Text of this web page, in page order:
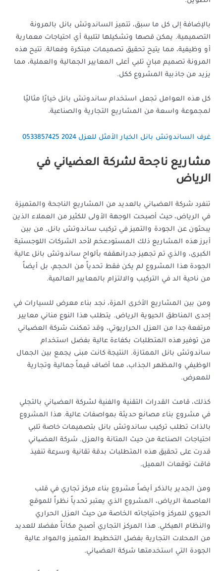
بالإضافة إلى كل ما سبق، تتميز الساندوتش بانل بالمرونة
التصميمية. يمكن قصها وتشكيلها لتلبية أي احتياجات معمارية
أو وظيفية، مما يتيح تحقيق تصميمات مبتكرة وفعالة. تتيح هذه
المرونة تصميم مبانٍ تلبي أعلى المعايير الجمالية والعملية، مما
يزيد من جاذبية المشروع ككل.
كل هذه العوامل تجعل استخدام ساندوتش بانل خيارًا مثاليًا
لمجموعة واسعة من المشاريع التجارية والصناعية.
غرف الساندوتش بانل الخيار الأمثل للعزل 2024 0533857425
مشاريع ناجحة لشركة العضیاني في
الرياض
تنفرد شركة العضیاني بالعديد من المشاريع الناجحة والمتميزة
في الرياض، حيث أصبحت الوجهة الأولى للكثير من العملاء الذين
يبحثون عن الجودة والتميز في تركيب ساندوتش بانل. من بين
أبرز هذه المشاريع ذلك المستودعخم لأحد الشركات اللوجستية
الكبرى، والذي تم تجهيز جدرانهقفه بألواح ساندوتش بانل عالية
الجودة هذا المشروع لم يكن فقط تحدياً من الحجم، بل أيضاً
من ناحية الد في التركيب والالتزام بالمعايير العالمية.
ومن بين المشاريع الأخرى المزة، نجد بناء معرض للسيارات في
إحدى المناطق الحيوية الرياض. يتطلب هذا النوع مناني معايير
مرتفعة جدا من العزل الحراريوتي، وقد تمكنت شركة العضیاني
من توفير هذه المتطلبات بكفاءة عالية بفضل استخدام
ساندوتش بانل الممتازة. النتيجة كانت مبنى يجمع بين الجمال
الوظيفي والمظهر الجذاب، مما أضاف قيماً جمالية وتجارية
للمعرض.
كذلك، قامت القدرات التقنية والفنية لشركة العضیاني بالتجلي
في مشروع بناء مصانع حديثة بمواصفات عالية. هذا المشروع
بالذات تطلب تركيب ساندوتش بانل بتصميمات خاصة تلبي
احتياجات الصناعة من حيث المتانة والعزل. شركة العضیاني
قدرت على تحقيق هذه المتطلبات بدقة تقانية وسرعة تنفيذ
فاقت توقعات العميل.
ومن الجدير بالذكر أيضاً مشروع بناء مركز تجاري في قلب
العاصمة الرياض، المشروع الذي يعتبر تحدياً نظراً للموقع
الحيوي للمركز واحتياجاته الخاصة من حيث العزل الحراري
والنظام الهيكلي. هذا المركز التجاري أصبح مكاناً مفضلا للعديد
من المحلات التجارية بفضل التخطيط المتميز والمواد عالية
الجودة التي استخدمتها شركة العضیاني.